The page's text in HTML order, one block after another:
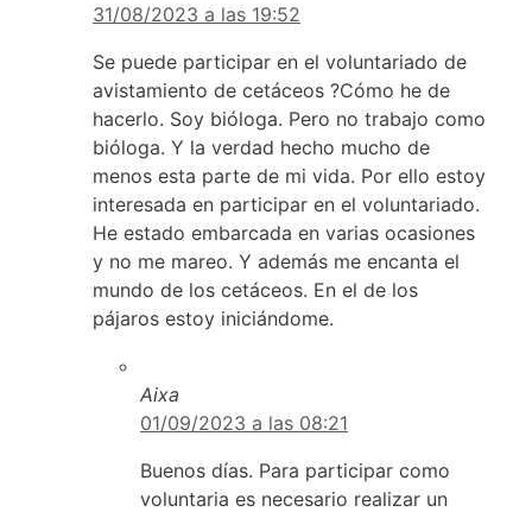
31/08/2023 a las 19:52
Se puede participar en el voluntariado de
avistamiento de cetáceos ?Cómo he de
hacerlo. Soy bióloga. Pero no trabajo como
bióloga. Y la verdad hecho mucho de
menos esta parte de mi vida. Por ello estoy
interesada en participar en el voluntariado.
He estado embarcada en varias ocasiones
y no me mareo. Y además me encanta el
mundo de los cetáceos. En el de los
pájaros estoy iniciándome.
Aixa
01/09/2023 a las 08:21
Buenos días. Para participar como
voluntaria es necesario realizar un